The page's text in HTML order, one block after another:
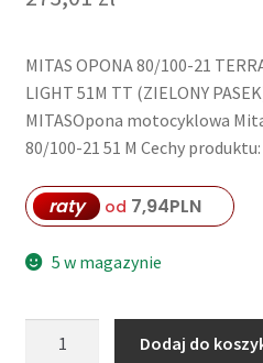
MITAS OPONA 80/100-21
LIGHT 51M TT (ZIELONY
MITASOpona motocyklowa
80/100-21 51 M Cechy
raty od 7,94PLN
5 w magazynie
Dodaj do